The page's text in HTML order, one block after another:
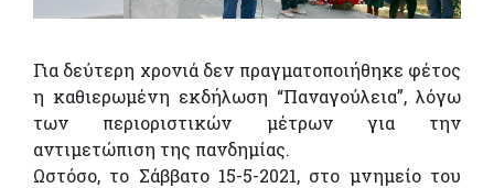
Για δεύτερη χρονιά δεν πραγματοποιήθηκε φέτος
η καθιερωμένη εκδήλωση “Παναγούλεια”, λόγω
των περιοριστικών μέτρων για την
αντιμετώπιση της πανδημίας.
Ωστόσο, το Σάββατο 15-5-2021, στο μνημείο του